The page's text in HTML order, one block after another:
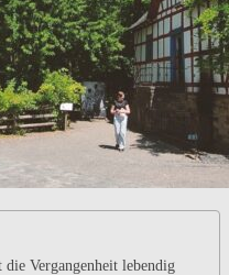
Vergangenheit lebendig